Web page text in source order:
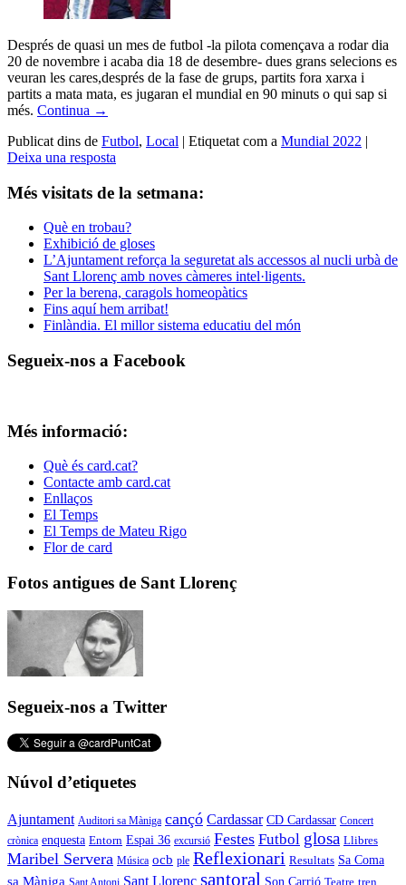
Després de quasi un mes de futbol -la pilota començava a rodar dia
20 de novembre i acaba dia 18 de desembre- dues grans selecions es
veuran les cares,després de la fase de grups, partits fora xarxa i
partits a mata mata, es jugaran el mundial en 90 minuts o qui sap si
més. Continua →
Publicat dins de Futbol, Local | Etiquetat com a Mundial 2022 |
Deixa una resposta
Més visitats de la setmana:
Què en trobau?
Exhibició de gloses
L’Ajuntament reforça la seguretat als accessos al nucli urbà de
Sant Llorenç amb noves càmeres intel·ligents.
Per la berena, caragols homeopàtics
Fins aquí hem arribat!
Finlàndia. El millor sistema educatiu del món
Segueix-nos a Facebook
Més informació:
Què és card.cat?
Contacte amb card.cat
Enllaços
El Temps
El Temps de Mateu Rigo
Flor de card
Fotos antigues de Sant Llorenç
Segueix-nos a Twitter
Núvol d’etiquetes
Ajuntament Auditori sa Màniga cançó Cardassar CD Cardassar Concert
crònica enquesta Entorn Espai 36 excursió Festes Futbol glosa Llibres
Maribel Servera Música ocb ple Reflexionari Resultats Sa Coma
sa Màniga Sant Antoni Sant Llorenç santoral Son Carrió Teatre tren